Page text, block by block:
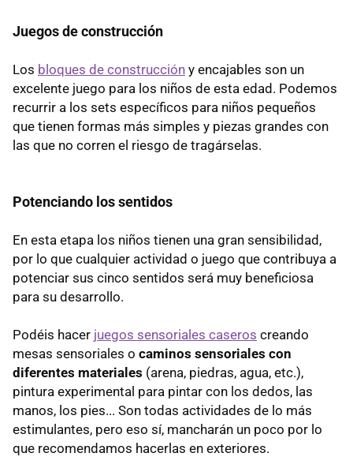
Juegos de construcción
Los bloques de construcción y encajables son un
excelente juego para los niños de esta edad. Podemos
recurrir a los sets específicos para niños pequeños
que tienen formas más simples y piezas grandes con
las que no corren el riesgo de tragárselas.
Potenciando los sentidos
En esta etapa los niños tienen una gran sensibilidad,
por lo que cualquier actividad o juego que contribuya a
potenciar sus cinco sentidos será muy beneficiosa
para su desarrollo.
Podéis hacer juegos sensoriales caseros creando
mesas sensoriales o caminos sensoriales con
diferentes materiales (arena, piedras, agua, etc.),
pintura experimental para pintar con los dedos, las
manos, los pies... Son todas actividades de lo más
estimulantes, pero eso sí, mancharán un poco por lo
que recomendamos hacerlas en exteriores.